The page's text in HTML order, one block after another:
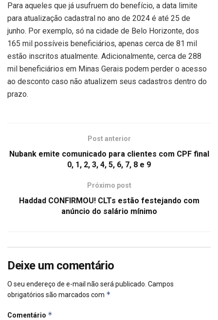
Para aqueles que já usufruem do benefício, a data limite
para atualização cadastral no ano de 2024 é até 25 de
junho. Por exemplo, só na cidade de Belo Horizonte, dos
165 mil possíveis beneficiários, apenas cerca de 81 mil
estão inscritos atualmente. Adicionalmente, cerca de 288
mil beneficiários em Minas Gerais podem perder o acesso
ao desconto caso não atualizem seus cadastros dentro do
prazo.
Post anterior
Nubank emite comunicado para clientes com CPF final
0, 1, 2, 3, 4, 5, 6, 7, 8 e 9
Próximo post
Haddad CONFIRMOU! CLTs estão festejando com
anúncio do salário mínimo
Deixe um comentário
O seu endereço de e-mail não será publicado. Campos
obrigatórios são marcados com *
Comentário *